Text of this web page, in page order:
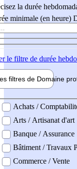
la durée
minimale (en heure)
le filtre de durée
filtres de Domaine pro
professionel
Achats /
Arts / Artisanat d'art
Banque / Assurance
Bâtiment / Travaux
Commerce / Vente